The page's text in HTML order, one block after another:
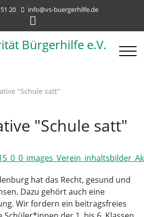
20 info@vs-buergerhilfe.de
"Schule satt"
"Schule satt"
hat das Recht, gesund und
Dazu gehört auch eine
Wir fordern ein beitragsfreies